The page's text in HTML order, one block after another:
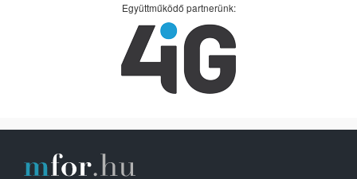
Együttműködő partnerünk: